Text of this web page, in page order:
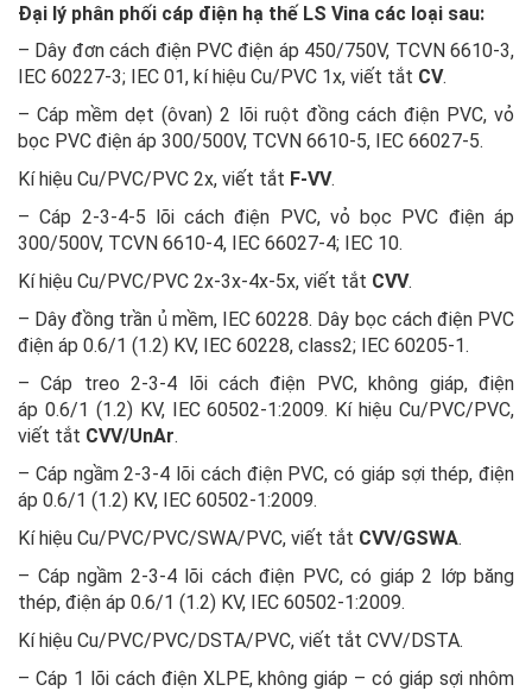
Đại lý phân phối cáp điện hạ thế LS Vina các loại sau:
– Dây đơn cách điện PVC điện áp 450/750V, TCVN 6610-3,
IEC 60227-3; IEC 01, kí hiệu Cu/PVC 1x, viết tắt CV.
– Cáp mềm dẹt (ôvan) 2 lõi ruột đồng cách điện PVC, vỏ
bọc PVC điện áp 300/500V, TCVN 6610-5, IEC 66027-5.
Kí hiệu Cu/PVC/PVC 2x, viết tắt F-VV.
– Cáp 2-3-4-5 lõi cách điện PVC, vỏ bọc PVC điện áp
300/500V, TCVN 6610-4, IEC 66027-4; IEC 10.
Kí hiệu Cu/PVC/PVC 2x-3x-4x-5x, viết tắt CVV.
– Dây đồng trần ủ mềm, IEC 60228. Dây bọc cách điện PVC
điện áp 0.6/1 (1.2) KV, IEC 60228, class2; IEC 60205-1.
– Cáp treo 2-3-4 lõi cách điện PVC, không giáp, điện
áp 0.6/1 (1.2) KV, IEC 60502-1:2009. Kí hiệu Cu/PVC/PVC,
viết tắt CVV/UnAr.
– Cáp ngầm 2-3-4 lõi cách điện PVC, có giáp sợi thép, điện
áp 0.6/1 (1.2) KV, IEC 60502-1:2009.
Kí hiệu Cu/PVC/PVC/SWA/PVC, viết tắt CVV/GSWA.
– Cáp ngầm 2-3-4 lõi cách điện PVC, có giáp 2 lớp băng
thép, điện áp 0.6/1 (1.2) KV, IEC 60502-1:2009.
Kí hiệu Cu/PVC/PVC/DSTA/PVC, viết tắt CVV/DSTA.
– Cáp 1 lõi cách điện XLPE, không giáp – có giáp sợi nhôm